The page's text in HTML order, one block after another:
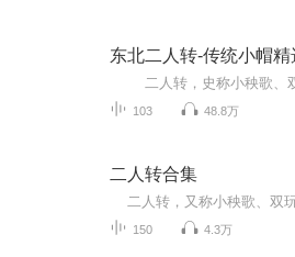
东北二人转-传统小帽
103 48.8万
二人转合集
150 4.3万